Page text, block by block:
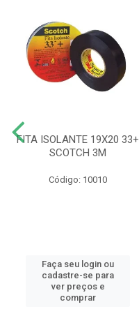
FITA ISOLANTE 19X20 33+
SCOTCH 3M
Código: 10010
Faça seu login ou
cadastre-se para
ver preços e
comprar